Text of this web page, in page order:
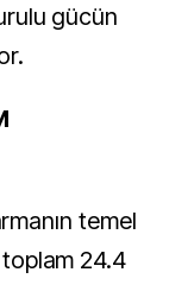
gücün
temel
24.4